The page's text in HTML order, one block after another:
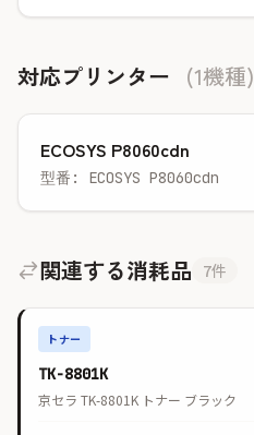
対応プリンター (1機種)
ECOSYS P8060cdn
型番: ECOSYS P8060cdn
関連する消耗品 7件
トナー
TK-8801K
京セラ TK-8801K トナー ブラック